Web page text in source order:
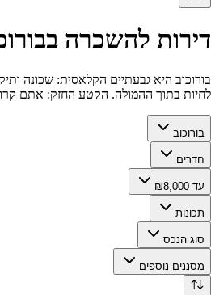
דירות להשכרה בבורוכוב,
בורוכוב היא גבעתיים הקלאסית: שכונה
לחיות בתוך ההמולה. הקטע החזק: אתם
בורוכוב
חדרים
עד ₪8,000
תכונות
סוג הנכס
מסננים נוספים